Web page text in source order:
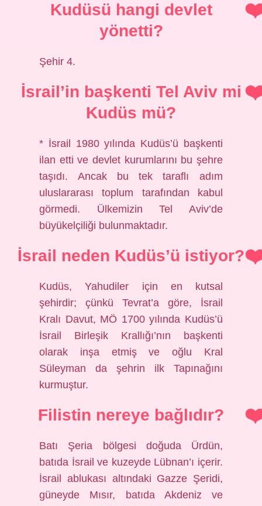
Kudüsü hangi devlet
yönetti?
Şehir 4.
İsrail’in başkenti Tel Aviv mi
Kudüs mü?
* İsrail 1980 yılında Kudüs’ü başkenti
ilan etti ve devlet kurumlarını bu şehre
taşıdı. Ancak bu tek taraflı adım
uluslararası toplum tarafından kabul
görmedi. Ülkemizin Tel Aviv’de
büyükelçiliği bulunmaktadır.
İsrail neden Kudüs’ü istiyor?
Kudüs, Yahudiler için en kutsal
şehirdir; çünkü Tevrat’a göre, İsrail
Kralı Davut, MÖ 1700 yılında Kudüs’ü
İsrail Birleşik Krallığı’nın başkenti
olarak inşa etmiş ve oğlu Kral
Süleyman da şehrin ilk Tapınağını
kurmuştur.
Filistin nereye bağlıdır?
Batı Şeria bölgesi doğuda Ürdün,
batıda İsrail ve kuzeyde Lübnan’ı içerir.
İsrail ablukası altındaki Gazze Şeridi,
güneyde Mısır, batıda Akdeniz ve